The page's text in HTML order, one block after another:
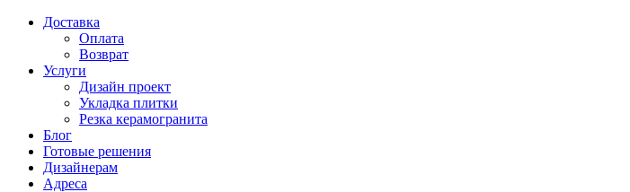
Доставка
Оплата
Возврат
Услуги
Дизайн проект
Укладка плитки
Резка керамогранита
Блог
Готовые решения
Дизайнерам
Адреса